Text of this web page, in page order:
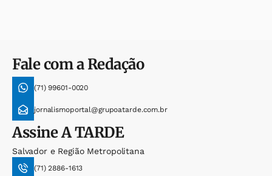
Fale com a Redação
(71) 99601-0020
jornalismoportal@grupoatarde.com.br
AssineA TARDE
Salvador e Região Metropolitana
(71) 2886-1613